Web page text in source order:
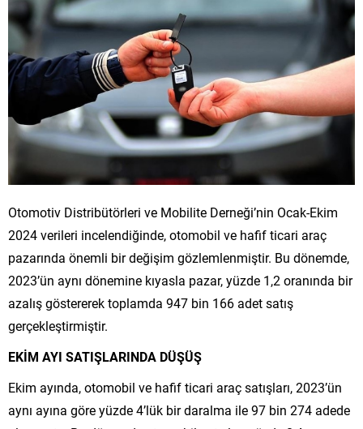
Otomotiv Distribütörleri ve Mobilite Derneği’nin Ocak-Ekim
2024 verileri incelendiğinde, otomobil ve hafif ticari araç
pazarında önemli bir değişim gözlemlenmiştir. Bu dönemde,
2023’ün aynı dönemine kıyasla pazar, yüzde 1,2 oranında bir
azalış göstererek toplamda 947 bin 166 adet satış
gerçekleştirmiştir.
EKİM AYI SATIŞLARINDA DÜŞÜŞ
Ekim ayında, otomobil ve hafif ticari araç satışları, 2023’ün
aynı ayına göre yüzde 4’lük bir daralma ile 97 bin 274 adede